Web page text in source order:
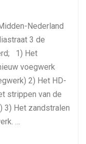
Nederland
3 de
1) Het
voegwerk
2) Het HD-
strippen van de
3) Het zandstralen
…